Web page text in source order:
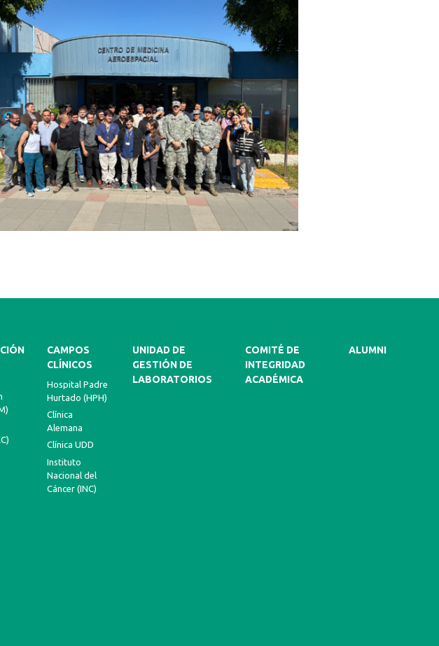
CAMPOS
CLÍNICOS
Hospital Padre
Hurtado (HPH)
Clínica
Alemana
Clínica UDD
Instituto
Nacional del
Cáncer (INC)
UNIDAD DE
GESTIÓN DE
LABORATORIOS
COMITÉ DE
INTEGRIDAD
ACADÉMICA
ALUMNI